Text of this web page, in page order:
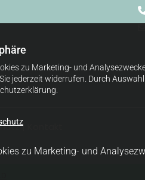
zu Marketing- und
jederzeit widerrufen. Durch
zu Marketing- und
|